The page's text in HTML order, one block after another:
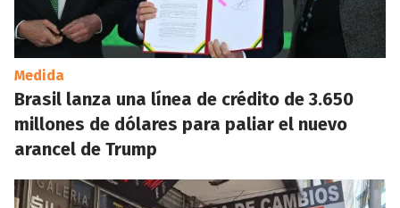
Medida
Brasil lanza una línea de crédito de 3.650
millones de dólares para paliar el nuevo
arancel de Trump